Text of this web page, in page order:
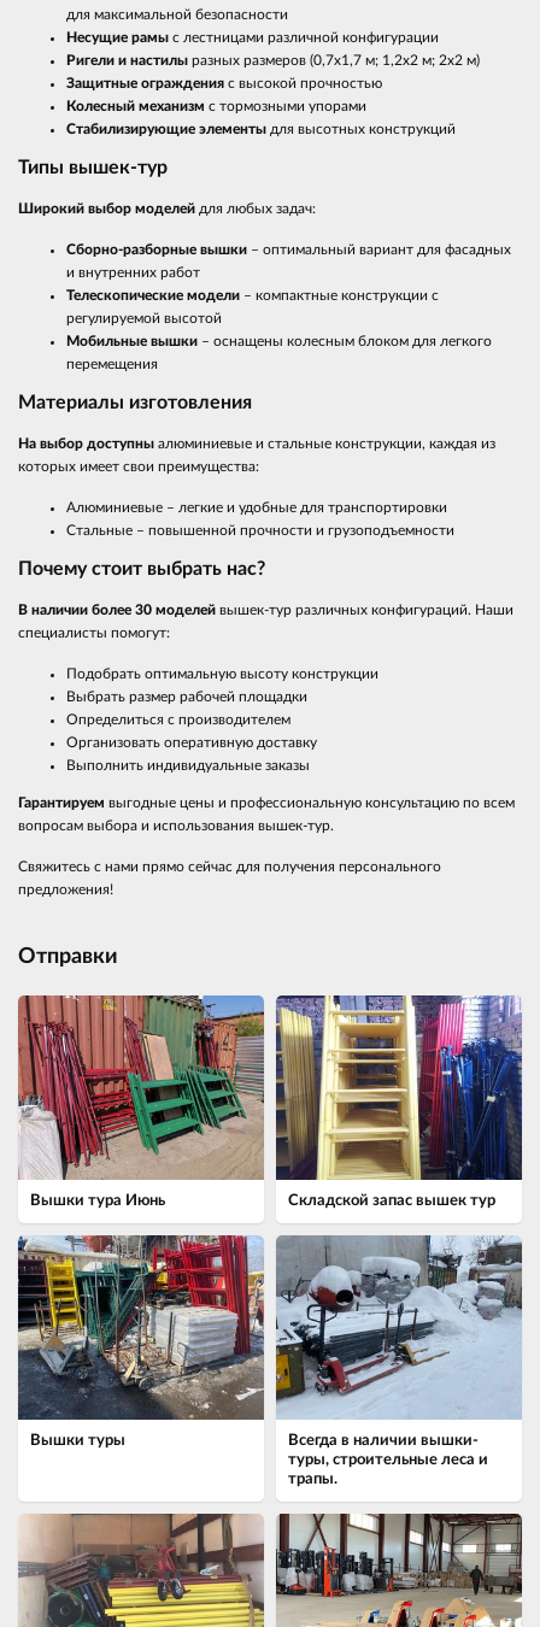
для максимальной безопасности
Несущие рамы с лестницами различной конфигурации
Ригели и настилы разных размеров (0,7х1,7 м; 1,2х2 м; 2х2 м)
Защитные ограждения с высокой прочностью
Колесный механизм с тормозными упорами
Стабилизирующие элементы для высотных конструкций
Типы вышек-тур
Широкий выбор моделей для любых задач:
Сборно-разборные вышки – оптимальный вариант для фасадных
и внутренних работ
Телескопические модели – компактные конструкции с
регулируемой высотой
Мобильные вышки – оснащены колесным блоком для легкого
перемещения
Материалы изготовления
На выбор доступны алюминиевые и стальные конструкции, каждая из
которых имеет свои преимущества:
Алюминиевые – легкие и удобные для транспортировки
Стальные – повышенной прочности и грузоподъемности
Почему стоит выбрать нас?
В наличии более 30 моделей вышек-тур различных конфигураций. Наши
специалисты помогут:
Подобрать оптимальную высоту конструкции
Выбрать размер рабочей площадки
Определиться с производителем
Организовать оперативную доставку
Выполнить индивидуальные заказы
Гарантируем выгодные цены и профессиональную консультацию по всем
вопросам выбора и использования вышек-тур.
Свяжитесь с нами прямо сейчас для получения персонального
предложения!
Отправки
Вышки тура Июнь Складской запас вышек тур
Вышки туры
Всегда в наличии вышки-
туры, строительные леса и
трапы.